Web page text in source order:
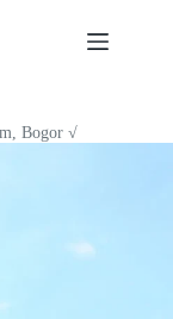
Bogor √